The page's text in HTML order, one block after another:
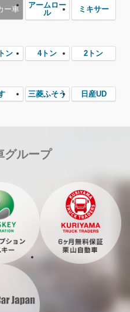
ー車
アームロー
ル
ミキサー
ン 4トン 2トン
ゞ 三菱ふそう
日産UD
グループ